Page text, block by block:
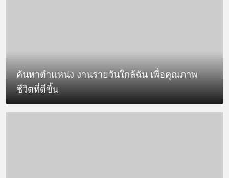
ค้นหาตำแหน่ง งานรายวันใกล้ฉัน เพื่อคุณภาพ
ชีวิตที่ดีขึ้น